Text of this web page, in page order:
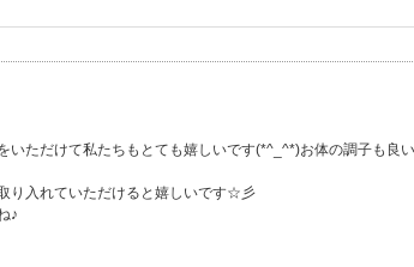
ただけて私たちもとても嬉しいです(*^_^*)お体の調子も良
り入れていただけると嬉しいです☆彡
♪